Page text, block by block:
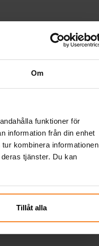
Om
funktioner för
information från din enhet
kombinera informationen
tjänster. Du kan
Tillåt alla